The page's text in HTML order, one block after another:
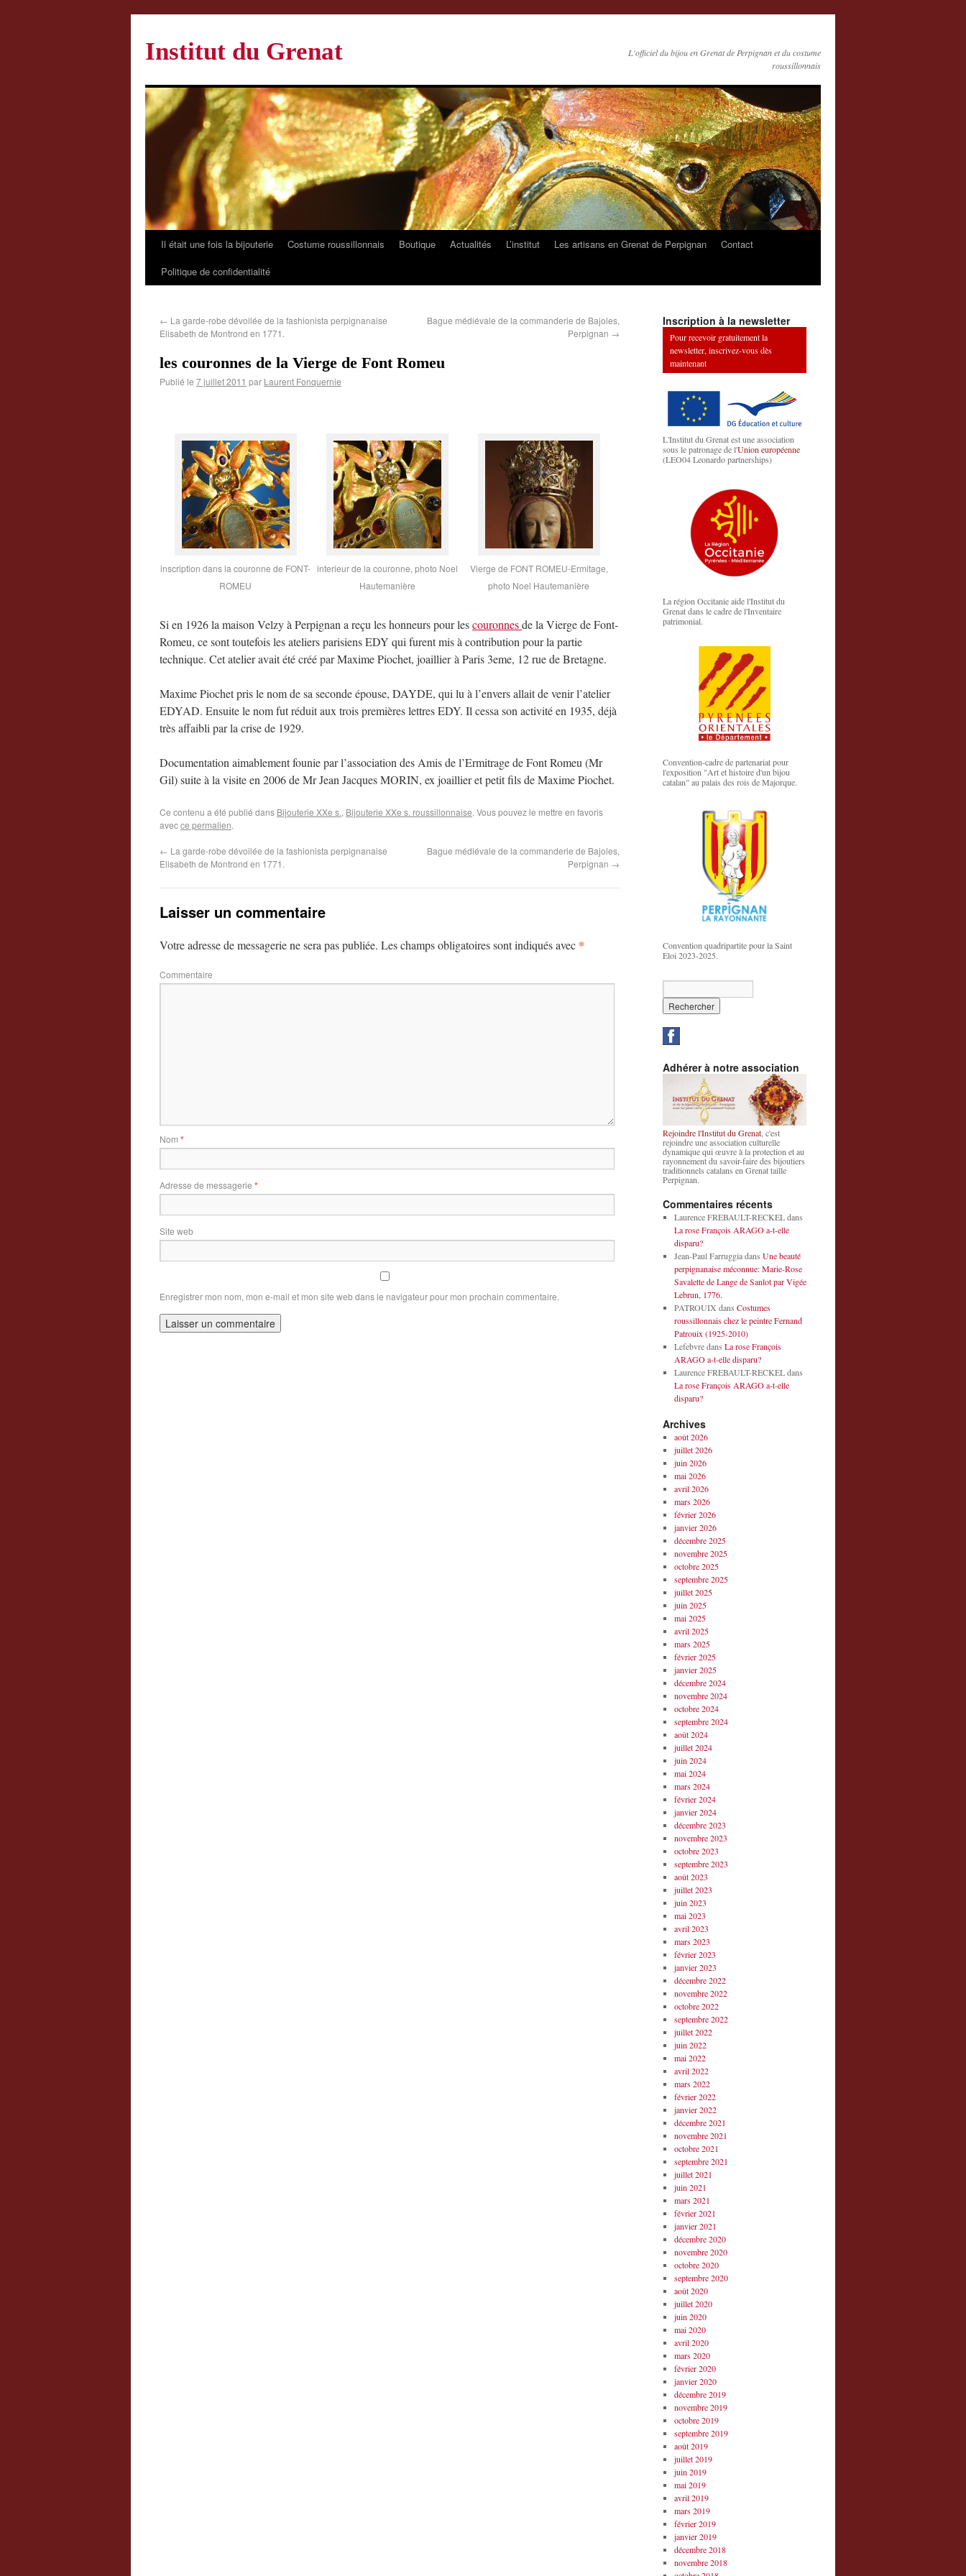
Institut du Grenat
L'officiel du bijou en Grenat de Perpignan et du costume
roussillonnais
Il était une fois la bijouterie Costume roussillonnais Boutique Actualités L’institut Les artisans en Grenat de Perpignan
Contact
Politique de confidentialité
← La garde-robe dévoilée de la fashionista perpignanaise
Elisabeth de Montrond en 1771.
Bague médiévale de la commanderie de Bajoles,
Perpignan →
les couronnes de la Vierge de Font Romeu
Publié le 7 juillet 2011 par Laurent Fonquernie
inscription dans la couronne de FONT-
ROMEU
interieur de la couronne, photo Noel
Hautemanière
Vierge de FONT ROMEU-Ermitage,
photo Noel Hautemanière
Si en 1926 la maison Velzy à Perpignan a reçu les honneurs pour lescouronnesde la Vierge de Font-
Romeu, ce sont toutefois les ateliers parisiens EDY qui furent mis à contribution pour la partie
technique. Cet atelier avait été créé par Maxime Piochet, joaillier à Paris 3eme, 12 rue de Bretagne.
Maxime Piochet pris le nom de sa seconde épouse, DAYDE, qui lu à l’envers allait de venir l’atelier
EDYAD. Ensuite le nom fut réduit aux trois premières lettres EDY. Il cessa son activité en 1935, déjà
très affaibli par la crise de 1929.
Documentation aimablement founie par l’association des Amis de l’Ermitrage de Font Romeu (Mr
Gil) suite à la visite en 2006 de Mr Jean Jacques MORIN, ex joaillier et petit fils de Maxime Piochet.
Ce contenu a été publié dans Bijouterie XXe s., Bijouterie XXe s. roussillonnaise. Vous pouvez le mettre en favoris
avecce permalien.
← La garde-robe dévoilée de la fashionista perpignanaise
Elisabeth de Montrond en 1771.
Bague médiévale de la commanderie de Bajoles,
Perpignan →
Laisser un commentaire
Votre adresse de messagerie ne sera pas publiée. Les champs obligatoires sont indiqués avec *
Commentaire
Nom *
Adresse de messagerie *
Site web
Enregistrer mon nom, mon e-mail et mon site web dans le navigateur pour mon prochain commentaire.
Inscription à la newsletter
Pour recevoir gratuitement la
newsletter, inscrivez-vous dès
maintenant
L'Institut du Grenat est une association
sous le patronage de l'Union européenne
(LEO04 Leonardo partnerships)
La région Occitanie aide l'Institut du
Grenat dans le cadre de l'Inventaire
patrimonial.
Convention-cadre de partenariat pour
l'exposition "Art et histoire d'un bijou
catalan" au palais des rois de Majorque.
Convention quadripartite pour la Saint
Eloi 2023-2025.
Adhérer à notre association
Rejoindre l'Institut du Grenat , c'est
rejoindre une association culturelle
dynamique qui œuvre à la protection et au
rayonnement du savoir-faire des bijoutiers
traditionnels catalans en Grenat taille
Perpignan.
Commentaires récents
Laurence FREBAULT-RECKELdans
La rose François ARAGO a-t-elle
disparu?
Jean-Paul Farruggiadans Une beauté
perpignanaise méconnue: Marie-Rose
Savalette de Lange de Sanlot par Vigée
Lebrun, 1776.
PATROUIX dans Costumes
roussillonnais chez le peintre Fernand
Patrouix (1925-2010)
Lefebvredans La rose François
ARAGO a-t-elle disparu?
Laurence FREBAULT-RECKELdans
La rose François ARAGO a-t-elle
disparu?
Archives
août 2026
juillet 2026
juin 2026
mai 2026
avril 2026
mars 2026
février 2026
janvier 2026
décembre 2025
novembre 2025
octobre 2025
septembre 2025
juillet 2025
juin 2025
mai 2025
avril 2025
mars 2025
février 2025
janvier 2025
décembre 2024
novembre 2024
octobre 2024
septembre 2024
août 2024
juillet 2024
juin 2024
mai 2024
mars 2024
février 2024
janvier 2024
décembre 2023
novembre 2023
octobre 2023
septembre 2023
août 2023
juillet 2023
juin 2023
mai 2023
avril 2023
mars 2023
février 2023
janvier 2023
décembre 2022
novembre 2022
octobre 2022
septembre 2022
juillet 2022
juin 2022
mai 2022
avril 2022
mars 2022
février 2022
janvier 2022
décembre 2021
novembre 2021
octobre 2021
septembre 2021
juillet 2021
juin 2021
mars 2021
février 2021
janvier 2021
décembre 2020
novembre 2020
octobre 2020
septembre 2020
août 2020
juillet 2020
juin 2020
mai 2020
avril 2020
mars 2020
février 2020
janvier 2020
décembre 2019
novembre 2019
octobre 2019
septembre 2019
août 2019
juillet 2019
juin 2019
mai 2019
avril 2019
mars 2019
février 2019
janvier 2019
décembre 2018
novembre 2018